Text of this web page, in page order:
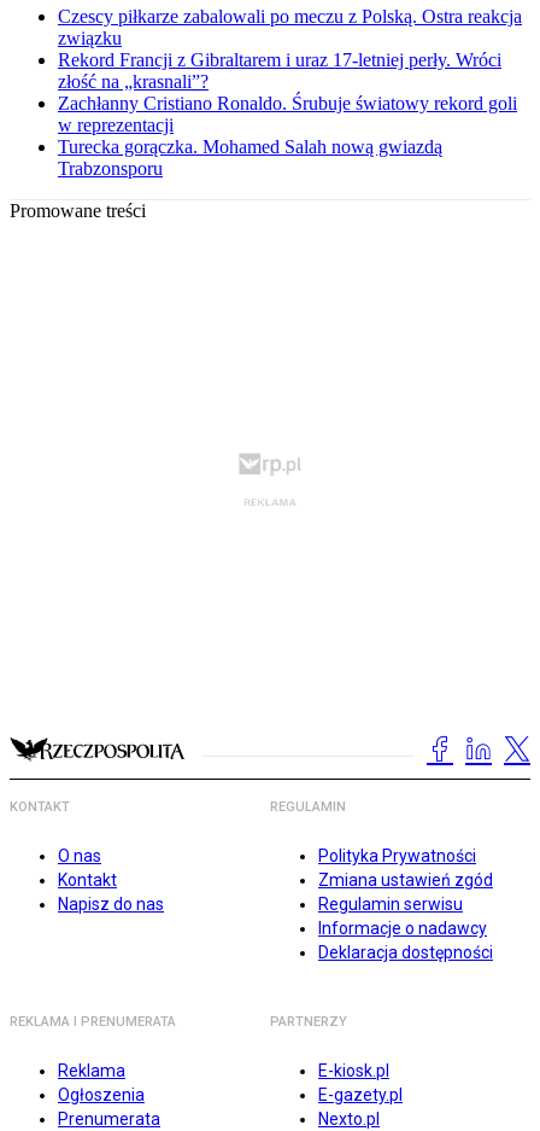
Czescy piłkarze zabalowali po meczu z Polską. Ostra reakcja
związku
Rekord Francji z Gibraltarem i uraz 17-letniej perły. Wróci
złość na „krasnali”?
Zachłanny Cristiano Ronaldo. Śrubuje światowy rekord goli
w reprezentacji
Turecka gorączka. Mohamed Salah nową gwiazdą
Trabzonsporu
Promowane treści
KONTAKT
O nas
Kontakt
Napisz do nas
REGULAMIN
Polityka Prywatności
Zmiana ustawień zgód
Regulamin serwisu
Informacje o nadawcy
Deklaracja dostępności
REKLAMA I PRENUMERATA
Reklama
Ogłoszenia
Prenumerata
PARTNERZY
E-kiosk.pl
E-gazety.pl
Nexto.pl